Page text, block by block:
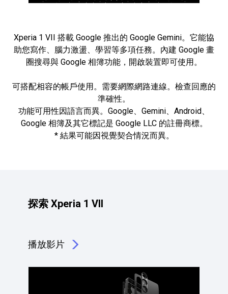
Xperia 1 VII 搭載 Google 推出的 Google Gemini。它能協
助您寫作、腦力激盪、學習等多項任務。內建 Google 畫
圈搜尋與 Google 相簿功能，開啟裝置即可使用。
可搭配相容的帳戶使用。需要網際網路連線。檢查回應的
準確性。
功能可用性因語言而異。Google、Gemini、Android、
Google 相簿及其它標記是 Google LLC 的註冊商標。
* 結果可能因視覺契合情況而異。
探索 Xperia 1 VII
播放影片